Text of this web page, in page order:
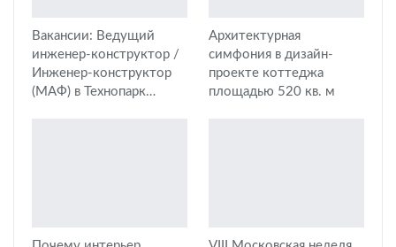
Вакансии: Ведущий
инженер-конструктор /
Инженер-конструктор
(МАФ) в Технопарк…
Архитектурная
симфония в дизайн-
проекте коттеджа
площадью 520 кв. м